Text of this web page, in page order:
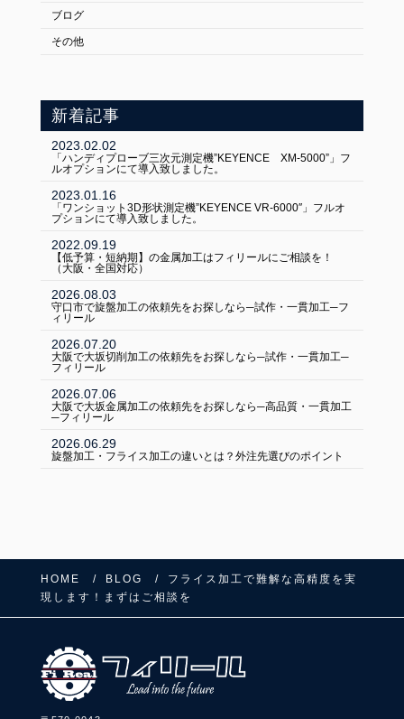
ブログ
その他
新着記事
2023.02.02
「ハンディプローブ三次元測定機”KEYENCE XM-5000”」フ
ルオプションにて導入致しました。
2023.01.16
「ワンショット3D形状測定機”KEYENCE VR-6000″」フルオ
プションにて導入致しました。
2022.09.19
【低予算・短納期】の金属加工はフィリールにご相談を！
（大阪・全国対応）
2026.08.03
守口市で旋盤加工の依頼先をお探しなら─試作・一貫加工─フ
ィリール
2026.07.20
大阪で大坂切削加工の依頼先をお探しなら─試作・一貫加工─
フィリール
2026.07.06
大阪で大坂金属加工の依頼先をお探しなら─高品質・一貫加工
─フィリール
2026.06.29
旋盤加工・フライス加工の違いとは？外注先選びのポイント
HOME BLOG
フライス加工で難解な高精度を実
現します！まずはご相談を